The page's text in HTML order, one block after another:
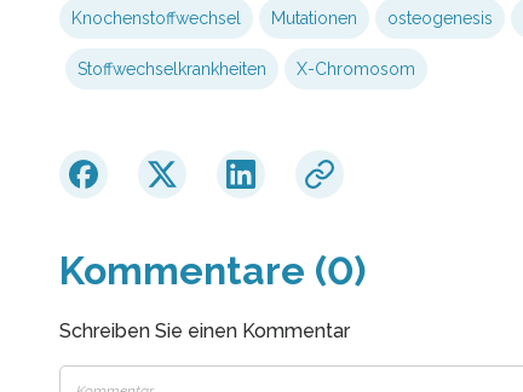
Knochenstoffwechsel Mutationen osteogenesis
Stoffwechselkrankheiten X-Chromosom
Kommentare (0)
Schreiben Sie einen Kommentar